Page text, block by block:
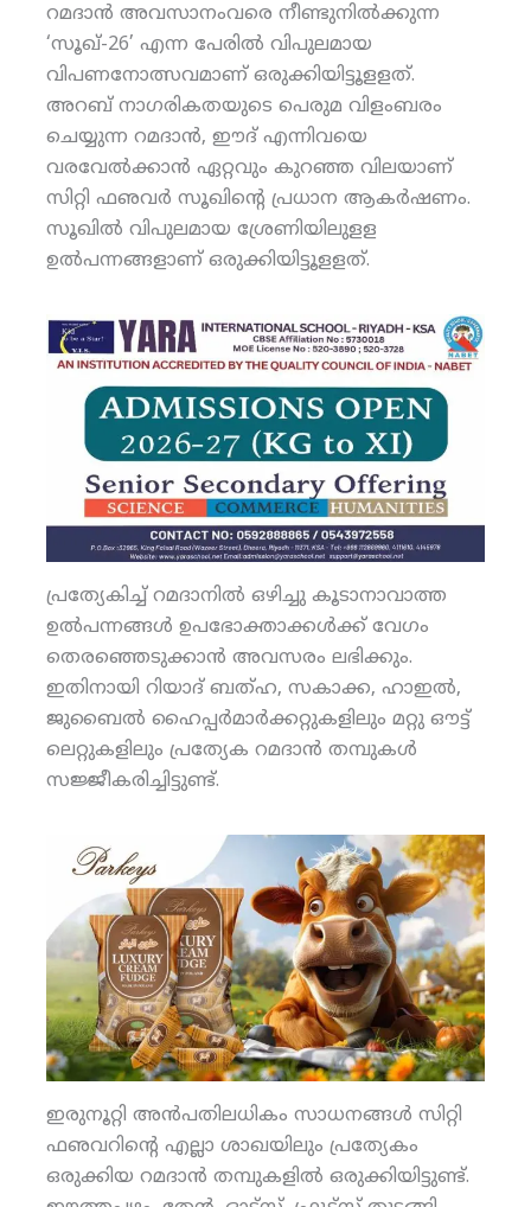
റമദാന്‍ അവസാനംവരെ നീണ്ടുനില്‍ക്കുന്ന
‘സൂഖ്-26’ എന്ന പേരില്‍ വിപുലമായ
വിപണനോത്സവമാണ് ഒരുക്കിയിട്ടൂളളത്.
അറബ് നാഗരികതയുടെ പെരുമ വിളംബരം
ചെയ്യുന്ന റമദാന്‍, ഈദ് എന്നിവയെ
വരവേല്‍ക്കാന്‍ ഏറ്റവും കുറഞ്ഞ വിലയാണ്
സിറ്റി ഫഌവര്‍ സൂഖിന്റെ പ്രധാന ആകര്‍ഷണം.
സൂഖില്‍ വിപുലമായ ശ്രേണിയിലുളള
ഉല്‍പന്നങ്ങളാണ് ഒരുക്കിയിട്ടൂളളത്.
പ്രത്യേകിച്ച് റമദാനില്‍ ഒഴിച്ചു കൂടാനാവാത്ത
ഉല്‍പന്നങ്ങള്‍ ഉപഭോക്താക്കള്‍ക്ക് വേഗം
തെരഞ്ഞെടുക്കാന്‍ അവസരം ലഭിക്കും.
ഇതിനായി റിയാദ് ബത്ഹ, സകാക്ക, ഹാഇല്‍,
ജുബൈല്‍ ഹൈപ്പര്‍മാര്‍ക്കറ്റുകളിലും മറ്റു ഔട്ട്
ലെറ്റുകളിലും പ്രത്യേക റമദാന്‍ തമ്പുകള്‍
സജ്ജീകരിച്ചിട്ടുണ്ട്.
ഇരുനൂറ്റി അന്‍പതിലധികം സാധനങ്ങള്‍ സിറ്റി
ഫഌവറിന്റെ എല്ലാ ശാഖയിലും പ്രത്യേകം
ഒരുക്കിയ റമദാന്‍ തമ്പുകളില്‍ ഒരുക്കിയിട്ടുണ്ട്.